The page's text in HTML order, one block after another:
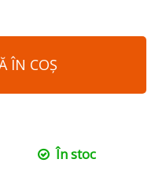
ÎN COȘ
În stoc